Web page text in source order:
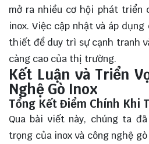
mở ra nhiều cơ hội phát triển
inox. Việc cập nhật và áp
thiết để duy trì sự cạnh tranh
càng cao của thị trường.
Kết Luận và Triển
Nghệ Gò Inox
Tổng Kết Điểm Chính Khi
Qua bài viết này, chúng ta đã
trọng của inox và công nghệ